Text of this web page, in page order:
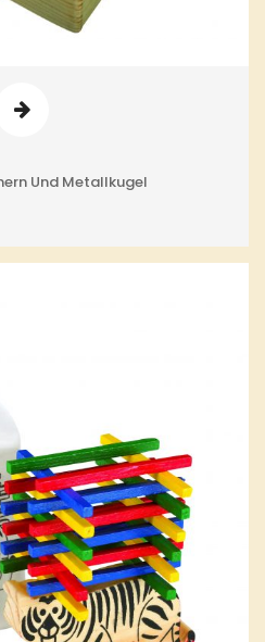
Und Metallkugel